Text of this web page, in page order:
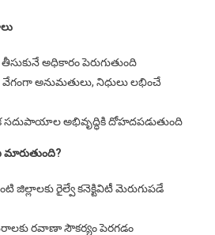
అధికారం పెరుగుతుంది
వేగంగా అనుమతులు, నిధులు లభించే
అభివృద్ధికి దోహదపడుతుంది
మారుతుంది?
జిల్లాలకు రైల్వే కనెక్టివిటీ మెరుగుపడే
రవాణా సౌకర్యం పెరగడం